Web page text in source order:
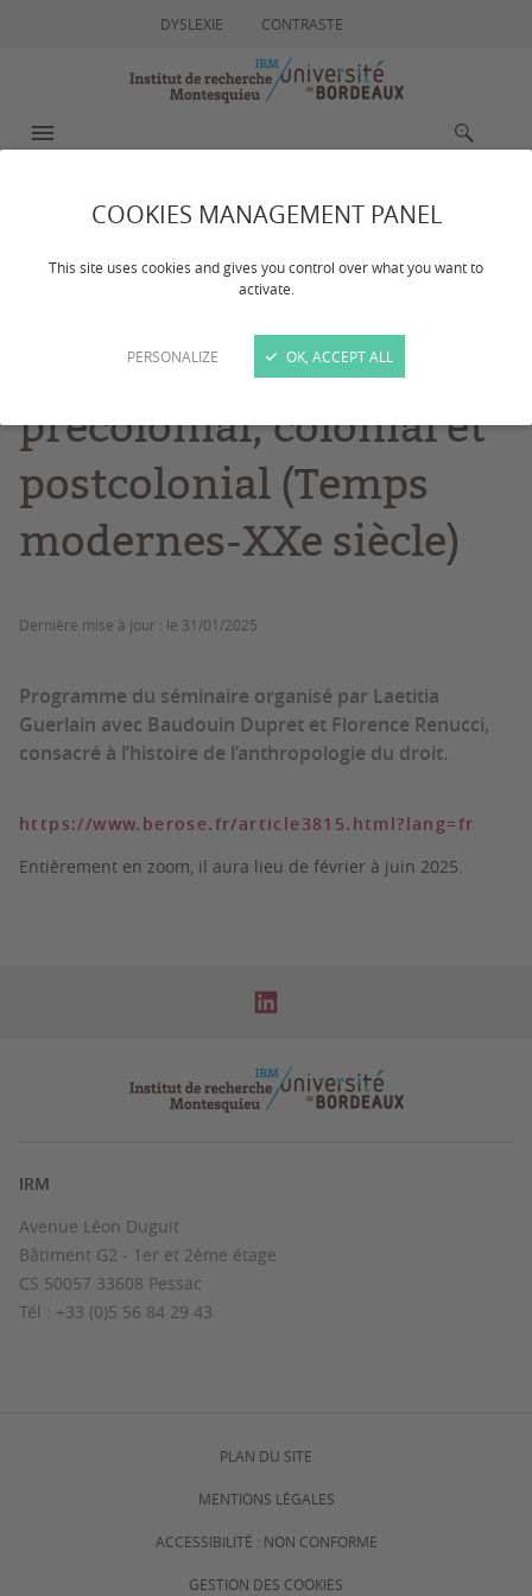
COOKIES MANAGEMENT PANEL
This site uses cookies and gives you control over what you want to
activate.
PERSONALIZE OK, ACCEPT ALL
DYSLEXIE CONTRASTE
SEMINAIRE 2024-2025
Ethnologies juridiques
en contextes
précolonial, colonial et
postcolonial (Temps
modernes-XXe siècle)
Dernière mise à jour : le 31/01/2025
Programme du séminaire organisé par Laetitia
Guerlain avec Baudouin Dupret et Florence Renucci,
consacré à l’histoire de l’anthropologie du droit.
https://www.berose.fr/article3815.html?lang=fr
Entièrement en zoom, il aura lieu de février à juin 2025.
IRM
Avenue Léon Duguit
Bâtiment G2 - 1er et 2ème étage
CS 50057 33608 Pessac
Tél : +33 (0)5 56 84 29 43
PLAN DU SITE
MENTIONS LÉGALES
ACCESSIBILITÉ : NON CONFORME
GESTION DES COOKIES